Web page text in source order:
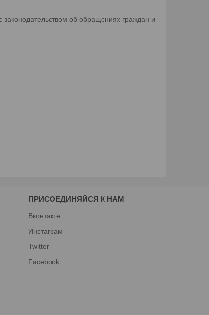
об обращениях граждан и
ПРИСОЕДИНЯЙСЯ К НАМ
Вконтакте
Инстаграм
Twitter
Facebook